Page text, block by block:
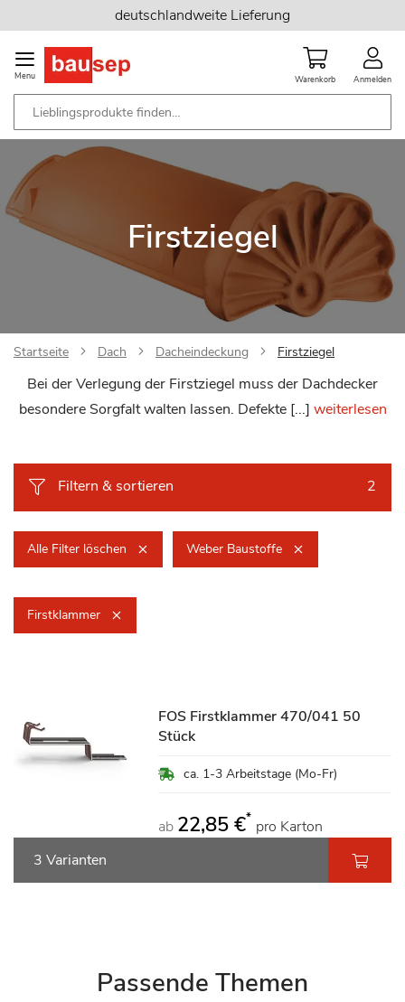
Inhalt
springen
deutschlandweite Lieferung
Menu Warenkorb Anmelden
Firstziegel
Startseite Dach Dacheindeckung Firstziegel
Bei der Verlegung der Firstziegel muss der Dachdecker
besondere Sorgfalt walten lassen. Defekte [...] weiterlesen
Filtern & sortieren 2
Alle Filter löschen Weber Baustoffe
Firstklammer
FOS Firstklammer 470/041 50
Stück
ca. 1-3 Arbeitstage (Mo-Fr)
ab 22,85 €* pro Karton
3 Varianten
Passende Themen